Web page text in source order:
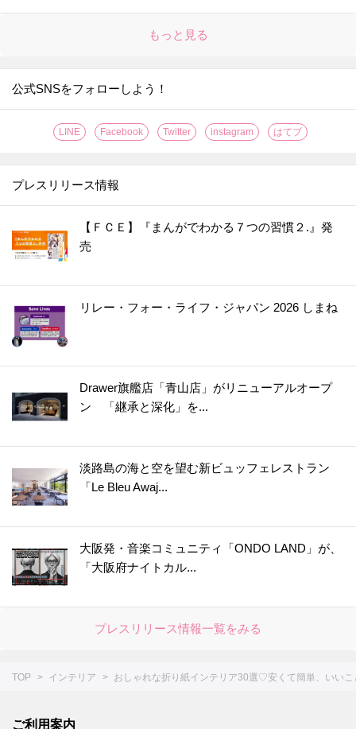
もっと見る
公式SNSをフォローしよう！
LINE Facebook Twitter instagram はてブ
プレスリリース情報
【ＦＣＥ】『まんがでわかる７つの習慣２.』発
売
リレー・フォー・ライフ・ジャパン 2026 しまね
Drawer旗艦店「青山店」がリニューアルオープ
ン 「継承と深化」を...
淡路島の海と空を望む新ビュッフェレストラン
「Le Bleu Awaj...
大阪発・音楽コミュニティ「ONDO LAND」が、
「大阪府ナイトカル...
プレスリリース情報一覧をみる
TOP インテリア おしゃれな折り紙インテリア30選♡安くて簡単、いいこ
ご利用案内